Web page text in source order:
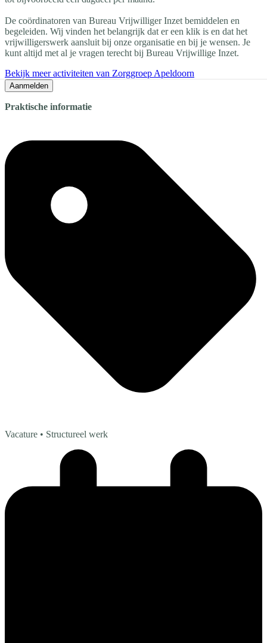
De coördinatoren van Bureau Vrijwilliger Inzet bemiddelen en
begeleiden. Wij vinden het belangrijk dat er een klik is en dat het
vrijwilligerswerk aansluit bij onze organisatie en bij je wensen. Je
kunt altijd met al je vragen terecht bij Bureau Vrijwillige Inzet.
Bekijk meer activiteiten van Zorggroep Apeldoorn
Aanmelden
Praktische informatie
Vacature • Structureel werk